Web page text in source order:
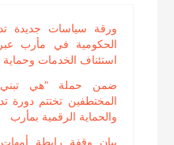
ورقة سياسات جديدة
الحكومية في مأرب
استئناف الخدمات وحماية
ضمن حملة “هي تبني
المختطفين تختتم دورة
والحماية الرقمية بمأرب
بيان وقفة رابطة